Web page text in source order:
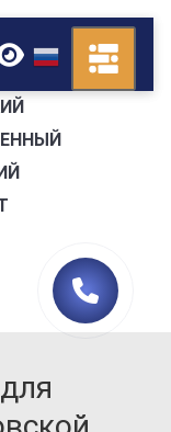
▼